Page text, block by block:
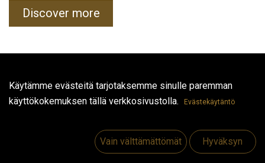
Hyödyllisiä linkkejä
Etusivu
Discover more
Käytämme evästeitä tarjotaksemme sinulle paremman
käyttökokemuksen tällä verkkosivustolla.
Evästekäytäntö
Vain välttämättömät Hyväksyn